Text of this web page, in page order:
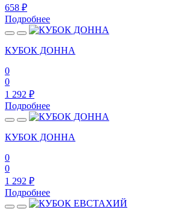
658 ₽
Подробнее
КУБОК ДОННА
0
0
1 292 ₽
Подробнее
КУБОК ДОННА
0
0
1 292 ₽
Подробнее